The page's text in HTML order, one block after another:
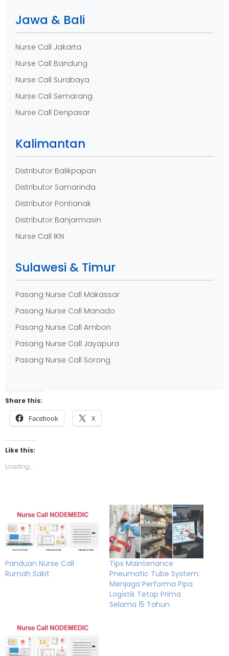
Jawa & Bali
Nurse Call Jakarta
Nurse Call Bandung
Nurse Call Surabaya
Nurse Call Semarang
Nurse Call Denpasar
Kalimantan
Distributor Balikpapan
Distributor Samarinda
Distributor Pontianak
Distributor Banjarmasin
Nurse Call IKN
Sulawesi & Timur
Pasang Nurse Call Makassar
Pasang Nurse Call Manado
Pasang Nurse Call Ambon
Pasang Nurse Call Jayapura
Pasang Nurse Call Sorong
Share this:
Facebook X
Like this:
Loading...
Panduan Nurse Call
Rumah Sakit
Tips Maintenance
Pneumatic Tube System:
Menjaga Performa Pipa
Logistik Tetap Prima
Selama 15 Tahun